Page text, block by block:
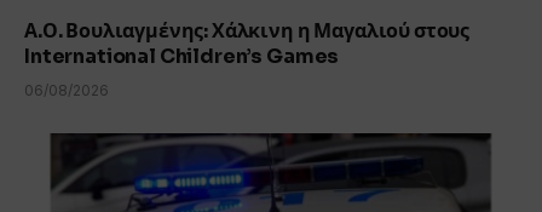
Α.Ο. Βουλιαγμένης: Χάλκινη η Μαγαλιού στους
International Children’s Games
06/08/2026